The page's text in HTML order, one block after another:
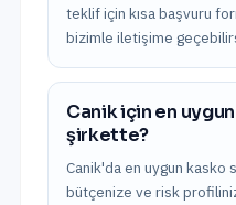
teklif için kısa başvuru
bizimle iletişime
Canik için en
şirkette?
Canik'da en uygun kasko
bütçenize ve risk